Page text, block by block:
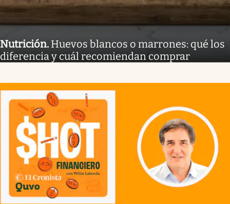
Nutrición. Huevos blancos o marrones: qué los
diferencia y cuál recomiendan comprar